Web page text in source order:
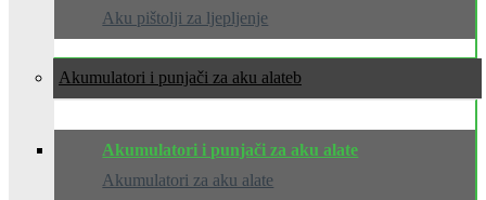
Aku pištolji za ljepljenje
Akumulatori i punjači za aku alate
Akumulatori i punjači za aku alate
Akumulatori za aku alate